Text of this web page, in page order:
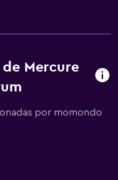
Mercure
por momondo